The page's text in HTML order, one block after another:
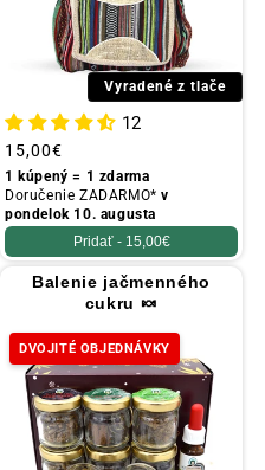
Vyradené z tlače
12
Obvyklá
cena
15,00€
1 kúpený = 1 zdarma
Doručenie ZADARMO*v
pondelok 10. augusta
Pridať - 15,00€
Balenie jačmenného
cukru 🍬
DVOJITÉ OBJEDNÁVKY